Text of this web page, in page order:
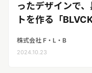
ライフスタイル
無料会員登録
録）
ったデザインで
トを作る「
株式会社 F・L・B
2024.10.23